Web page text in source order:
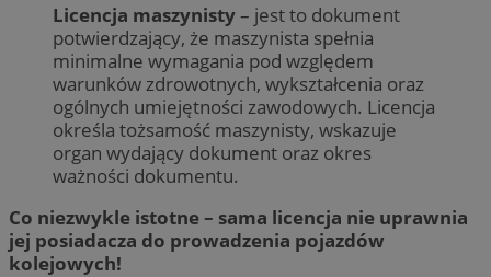
Licencja maszynisty– jest to dokument
potwierdzający, że maszynista spełnia
minimalne wymagania pod względem
warunków zdrowotnych, wykształcenia oraz
ogólnych umiejętności zawodowych. Licencja
określa tożsamość maszynisty, wskazuje
organ wydający dokument oraz okres
ważności dokumentu.
Co niezwykle istotne – sama licencja nie uprawnia
jej posiadacza do prowadzenia pojazdów
kolejowych!